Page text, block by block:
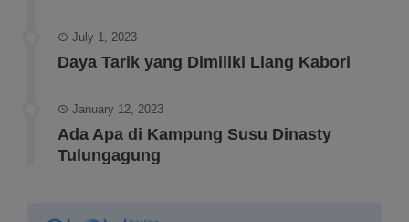
July 1, 2023
Daya Tarik yang Dimiliki Liang Kabori
January 12, 2023
Ada Apa di Kampung Susu Dinasty
Tulungagung